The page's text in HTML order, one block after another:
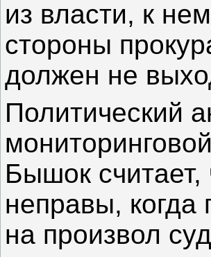
из власти, к
стороны
должен не
Политический
Бышок считает,
неправы, когда
на произвол